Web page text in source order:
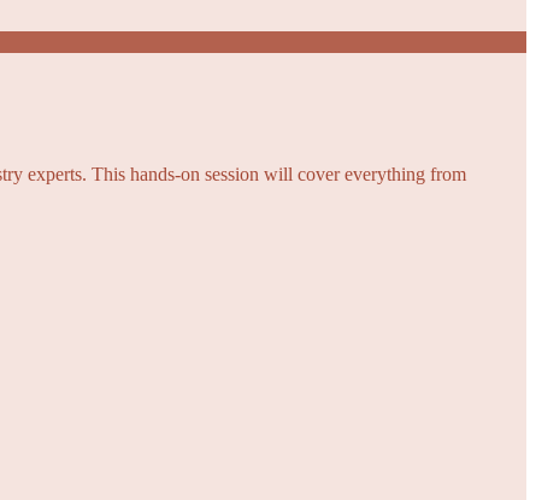
experts. This hands-on session will cover everything from